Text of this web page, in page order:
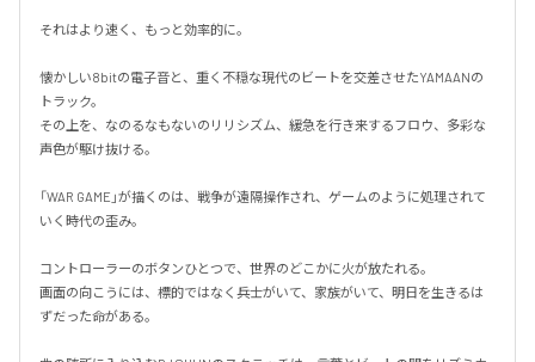
それはより速く、もっと効率的に。
懐かしい8bitの電子音と、重く不穏な現代のビートを交差させたYAMAANの
トラック。
その上を、なのるなもないのリリシズム、緩急を行き来するフロウ、多彩な
声色が駆け抜ける。
「WAR GAME」が描くのは、戦争が遠隔操作され、ゲームのように処理されて
いく時代の歪み。
コントローラーのボタンひとつで、世界のどこかに火が放たれる。
画面の向こうには、標的ではなく兵士がいて、家族がいて、明日を生きるは
ずだった命がある。